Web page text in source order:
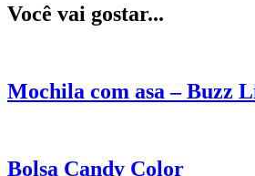
Você vai gostar...
Mochila com asa – Buzz
Bolsa Candy Color